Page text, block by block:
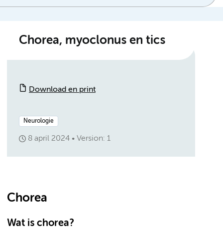
Chorea, myoclonus en tics
Download en print
Neurologie
8 april 2024 Version: 1
Chorea
Wat is chorea?